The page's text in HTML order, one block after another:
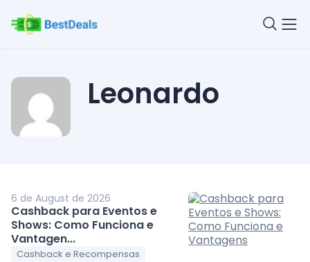
Leonardo
6 de August de 2026
Cashback para Eventos e
Shows: Como Funciona e
Vantagen...
Cashback e Recompensas